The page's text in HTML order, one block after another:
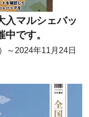
入マルシェバッ
です。
～2024年11月24日